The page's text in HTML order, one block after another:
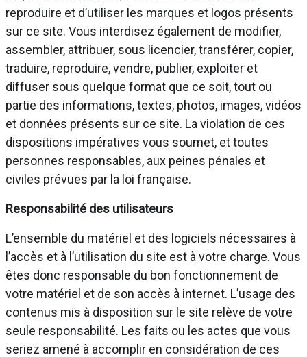
reproduire et d’utiliser les marques et logos présents
sur ce site. Vous interdisez également de modifier,
assembler, attribuer, sous licencier, transférer, copier,
traduire, reproduire, vendre, publier, exploiter et
diffuser sous quelque format que ce soit, tout ou
partie des informations, textes, photos, images, vidéos
et données présents sur ce site. La violation de ces
dispositions impératives vous soumet, et toutes
personnes responsables, aux peines pénales et
civiles prévues par la loi française.
Responsabilité des utilisateurs
L’ensemble du matériel et des logiciels nécessaires à
l’accès et à l’utilisation du site est à votre charge. Vous
êtes donc responsable du bon fonctionnement de
votre matériel et de son accès à internet. L’usage des
contenus mis à disposition sur le site relève de votre
seule responsabilité. Les faits ou les actes que vous
seriez amené à accomplir en considération de ces